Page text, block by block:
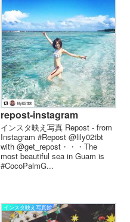
repost-instagram
インスタ映え写真 Repost - from
Instagram #Repost @lily02tbt
with @get_repost・・・The
most beautiful sea in Guam is
#CocoPalmG...
インスタ映え写真館